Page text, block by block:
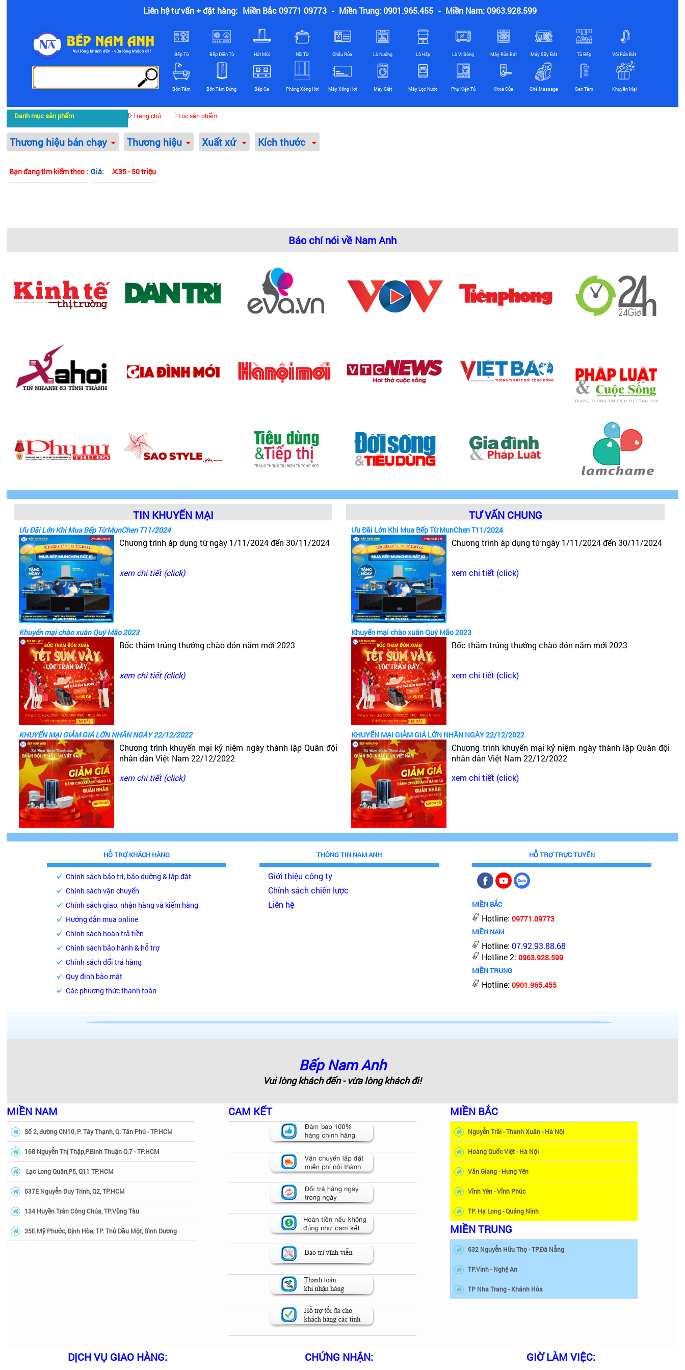
Liên hệ tư vấn + đặt hàng: Miền Bắc 09771 09773 - Miền Trung: 0901.965.455 - Miền Nam: 0963.928.599
Bếp Từ Bếp Điện Từ Hút Mùi Nồi Từ Chậu Rửa Lò Nướng Lò Hấp Lò Vi Sóng Máy Rửa Bát Máy Sấy Bát Tủ Bếp Vòi Rửa Bát
Bồn Tắm Bồn Tắm Đứng Bếp Ga Phòng Xông Hơi Máy Xông Hơi Máy Giặt Máy Lọc Nước Phụ Kiện Tủ Khoá Cửa Ghế Massage Sen Tắm Khuyến Mại
Danh mục sản phẩm Trang chủ Lọc sản phẩm
Thương hiệu bán chạy Thương hiệu Xuất xứ Kích thước
Bạn đang tìm kiếm theo : Giá: 35 - 50 triệu
Báo chí nói về Nam Anh
TIN KHUYẾN MẠI
Ưu Đãi Lớn Khi Mua Bếp Từ MunChen T11/2024
Chương trình áp dụng từ ngày 1/11/2024 đến 30/11/2024
xem chi tiết (click)
Khuyến mại chào xuân Quý Mão 2023
Bốc thăm trúng thưởng chào đón năm mới 2023
xem chi tiết (click)
KHUYẾN MẠI GIẢM GIÁ LỚN NHÂN NGÀY 22/12/2022
Chương trình khuyến mại kỷ niệm ngày thành lập Quân đội
nhân dân Việt Nam 22/12/2022
xem chi tiết (click)
TƯ VẤN CHUNG
Ưu Đãi Lớn Khi Mua Bếp Từ MunChen T11/2024
Chương trình áp dụng từ ngày 1/11/2024 đến 30/11/2024
xem chi tiết (click)
Khuyến mại chào xuân Quý Mão 2023
Bốc thăm trúng thưởng chào đón năm mới 2023
xem chi tiết (click)
KHUYẾN MẠI GIẢM GIÁ LỚN NHÂN NGÀY 22/12/2022
Chương trình khuyến mại kỷ niệm ngày thành lập Quân đội
nhân dân Việt Nam 22/12/2022
xem chi tiết (click)
HỖ TRỢ KHÁCH HÀNG
Chính sách bảo trì, bảo dưỡng & lắp đặt
Chính sách vận chuyển
Chính sách giao, nhận hàng và kiểm hàng
Hướng dẫn mua online
Chính sách hoàn trả tiền
Chính sách bảo hành & hỗ trợ
Chính sách đổi trả hàng
Quy định bảo mật
Các phương thức thanh toán
THÔNG TIN NAM ANH
Giới thiệu công ty
Chính sách chiến lược
Liên hệ
HỖ TRỢ TRỰC TUYẾN
MIỀN BẮC
Hotline:09771.09773
MIỀN NAM
Hotline:07.92.93.88.68
Hotline 2:0963.928.599
MIỀN TRUNG
Hotline:0901.965.455
Bếp Nam Anh
Vui lòng khách đến - vừa lòng khách đi!
MIỀN NAM
Số 2, đường CN10, P. Tây Thạnh, Q. Tân Phú - TP.HCM
168 Nguyễn Thị Thập,P.Bình Thuận Q.7 - TP.HCM
Lạc Long Quân,P5, Q11 TP.HCM
537E Nguyễn Duy Trinh, Q2, TP.HCM
134 Huyền Trân Công Chúa, TP.Vũng Tàu
35E Mỹ Phước, Định Hòa, TP. Thủ Dầu Một, Bình Dương
CAM KẾT MIỀN BẮC
Nguyễn Trãi - Thanh Xuân - Hà Nội
Hoàng Quốc Việt - Hà Nội
Văn Giang - Hưng Yên
Vĩnh Yên - Vĩnh Phúc
TP. Hạ Long - Quảng Ninh
MIỀN TRUNG
632 Nguyễn Hữu Thọ - TP.Đà Nẵng
TP.Vinh - Nghệ An
TP Nha Trang - Khánh Hòa
DỊCH VỤ GIAO HÀNG: CHỨNG NHẬN: GIỜ LÀM VIỆC: